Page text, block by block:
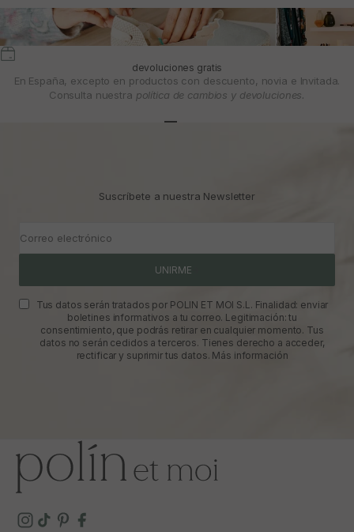
devoluciones gratis
En España, excepto en productos con descuento, novia e Invitada.
Consulta nuestra política de cambios y devoluciones.
Suscríbete a nuestra Newsletter
Correo electrónico
UNIRME
Tus datos serán tratados por POLIN ET MOI S.L. Finalidad: enviar
boletines informativos a tu correo. Legitimación: tu
consentimiento, que podrás retirar en cualquier momento. Tus
datos no serán cedidos a terceros. Tienes derecho a acceder,
rectificar y suprimir tus datos. Más información